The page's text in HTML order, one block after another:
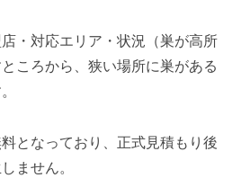
・対応エリア・状況（巣が高所
ころから、狭い場所に巣がある
となっており、正式見積もり後
ません。